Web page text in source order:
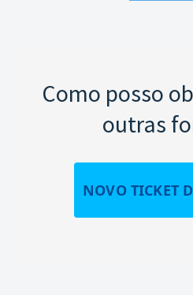
Como posso
outras
NOVO TICKET